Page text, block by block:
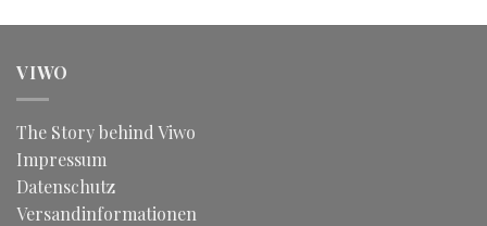
VIWO
The Story behind Viwo
Impressum
Datenschutz
Versandinformationen